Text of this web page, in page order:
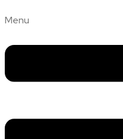
Menu